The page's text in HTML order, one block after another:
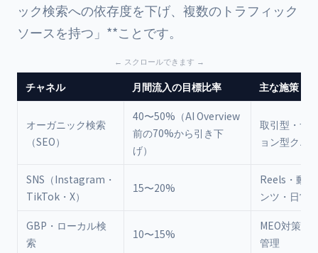
ック検索への依存度を下げ、複数のトラフィック
ソースを持つ」**ことです。
チャネル 月間流入の目標比率 主な施策
オーガニック検索
（SEO）
40〜50%（AI Overview
前の70%から引き下
げ）
取引型・ナ
ョン型クエ
SNS（Instagram・
TikTok・X）
15〜20%
Reels・動
ンツ・日常
GBP・ローカル検
索
10〜15%
MEO対策・
管理